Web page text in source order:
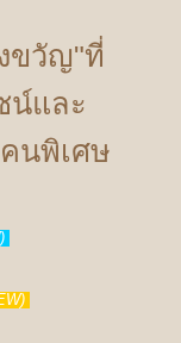
ขวัญ"ที่
น์และ
นพิเศษ